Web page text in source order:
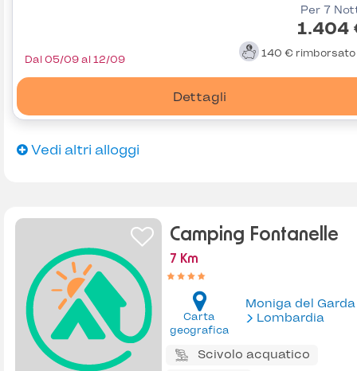
Per 7
1.404
140 € rimborsato
Dettagli
Dal 05/09 al 12/09
Vedi altri alloggi
Camping Fontanelle
7 Km
Carta
geografica
Moniga del Garda
Lombardia
Scivolo acquatico